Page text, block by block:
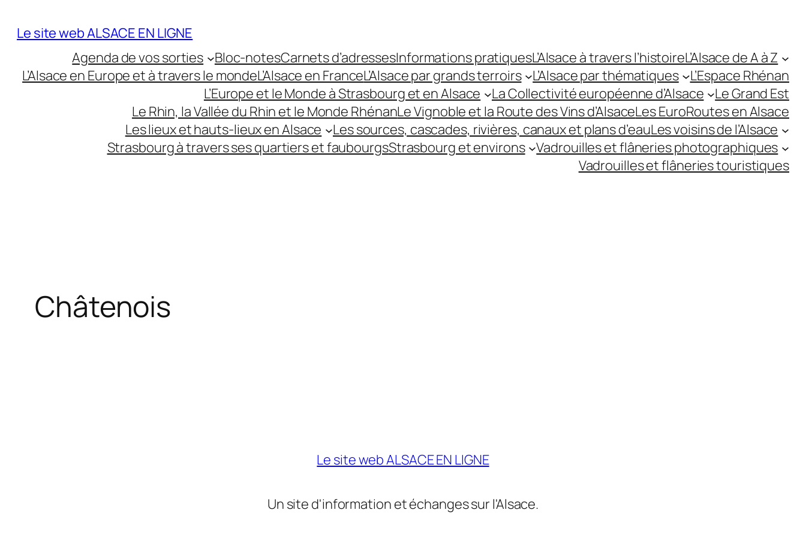
auLe site web ALSACE EN LIGNE
Agenda de vos sorties
Bloc-notesCarnets d’adressesInformations pratiquesL’Alsace à travers l’histoireL’Alsace de A à Z
L’Alsace en Europe et à travers le mondeL’Alsace en FranceL’Alsace par grands terroirs L’Alsace par thématiques
L’Espace Rhénan
L’Europe et le Monde à Strasbourg et en Alsace
La Collectivité européenne d’Alsace
Le Grand Est
Le Rhin, la Vallée du Rhin et le Monde RhénanLe Vignoble et la Route des Vins d’AlsaceLes EuroRoutes en Alsace
Les lieux et hauts-lieux en Alsace
Les sources, cascades, rivières, canaux et plans d’eauLes voisins de l’Alsace
Strasbourg à travers ses quartiers et faubourgsStrasbourg et environs
Vadrouilles et flâneries photographiques
Vadrouilles et flâneries touristiques
Châtenois
Le site web ALSACE EN LIGNE
Un site d'information et échanges sur l'Alsace.